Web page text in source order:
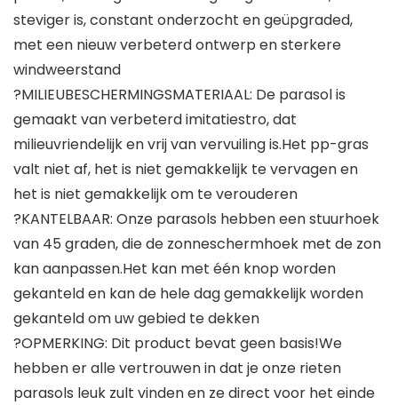
steviger is, constant onderzocht en geüpgraded,
met een nieuw verbeterd ontwerp en sterkere
windweerstand
?MILIEUBESCHERMINGSMATERIAAL: De parasol is
gemaakt van verbeterd imitatiestro, dat
milieuvriendelijk en vrij van vervuiling is.Het pp-gras
valt niet af, het is niet gemakkelijk te vervagen en
het is niet gemakkelijk om te verouderen
?KANTELBAAR: Onze parasols hebben een stuurhoek
van 45 graden, die de zonneschermhoek met de zon
kan aanpassen.Het kan met één knop worden
gekanteld en kan de hele dag gemakkelijk worden
gekanteld om uw gebied te dekken
?OPMERKING: Dit product bevat geen basis!We
hebben er alle vertrouwen in dat je onze rieten
parasols leuk zult vinden en ze direct voor het einde